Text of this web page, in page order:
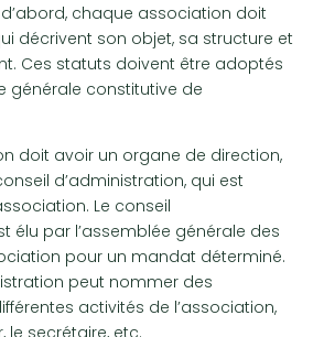
chaque association doit
décrivent son objet, sa structure et
Ces statuts doivent être adoptés
générale constitutive de
doit avoir un organe de direction,
d’administration, qui est
Le conseil
élu par l’assemblée générale des
pour un mandat déterminé.
peut nommer des
activités de l’association,